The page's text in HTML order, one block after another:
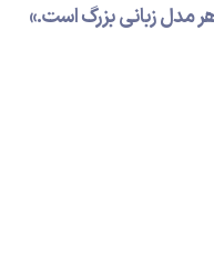
مدل زبانی بزرگ است.»